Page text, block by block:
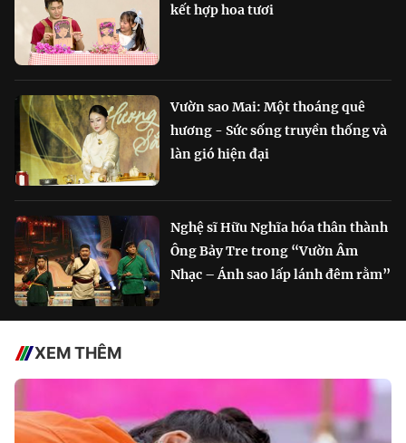
kết hợp hoa tươi
Vườn sao Mai: Một thoáng quê
hương - Sức sống truyền thống và
làn gió hiện đại
Nghệ sĩ Hữu Nghĩa hóa thân thành
Ông Bảy Tre trong “Vườn Âm
Nhạc – Ánh sao lấp lánh đêm rằm”
XEM THÊM